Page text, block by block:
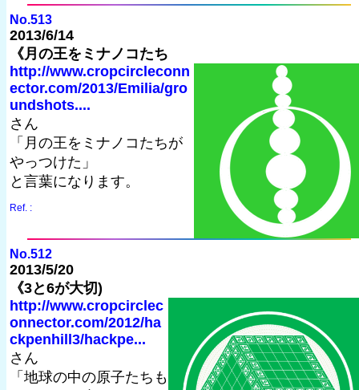
No.513
2013/6/14
《月の王をミナノコたち
http://www.cropcircleconn
ector.com/2013/Emilia/gro
undshots....
さん
「月の王をミナノコたちが
やっつけた」
と言葉になります。
Ref. :
No.512
2013/5/20
《3と6が大切)
http://www.cropcirclec
onnector.com/2012/ha
ckpenhill3/hackpe...
さん
「地球の中の原子たちも